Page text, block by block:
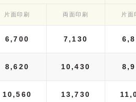
片面印刷 両面印刷 片面
6,700 7,130
8,620 10,430
10,560 13,730